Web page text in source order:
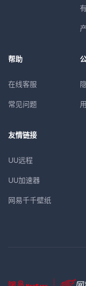
帮助
在线客服
常见问题
友情链接
UU远程
UU加速器
网易千千壁纸